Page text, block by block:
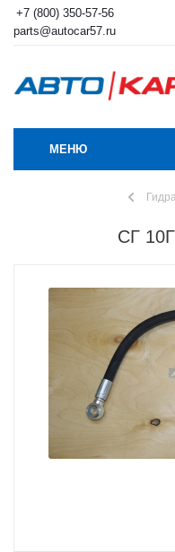
+7 (800) 350-57-56
parts@autocar57.ru
МЕНЮ
СГ